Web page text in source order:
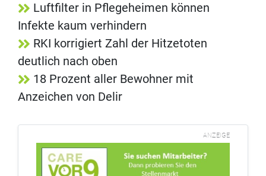
Luftfilter in Pflegeheimen können
Infekte kaum verhindern
RKI korrigiert Zahl der Hitzetoten
deutlich nach oben
18 Prozent aller Bewohner mit
Anzeichen von Delir
ANZEIGE